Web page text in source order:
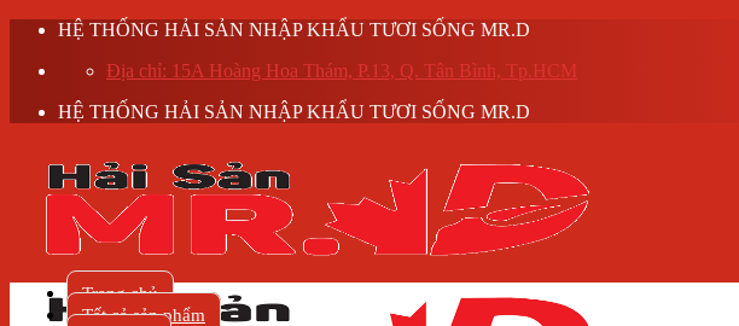
Skip
content
HỆ THỐNG HẢI SẢN NHẬP KHẨU TƯƠI SỐNG MR.D
Địa chỉ: 15A Hoàng Hoa Thám, P.13, Q. Tân Bình, Tp.HCM
HỆ THỐNG HẢI SẢN NHẬP KHẨU TƯƠI SỐNG MR.D
Trang chủ
Tất cả sản phẩm